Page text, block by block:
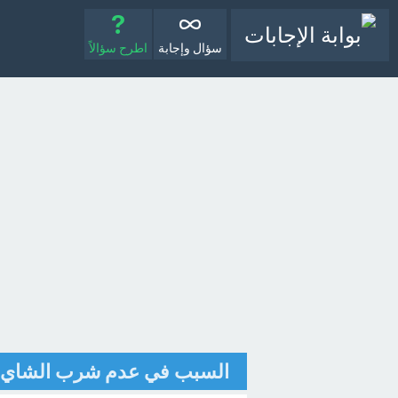
سؤال وإجابة اطرح سؤالاً
السبب في عدم شرب الشاي